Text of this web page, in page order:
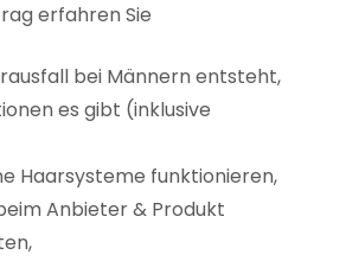
erfahren Sie
bei Männern entsteht,
es gibt (inklusive
Haarsysteme funktionieren,
Anbieter & Produkt